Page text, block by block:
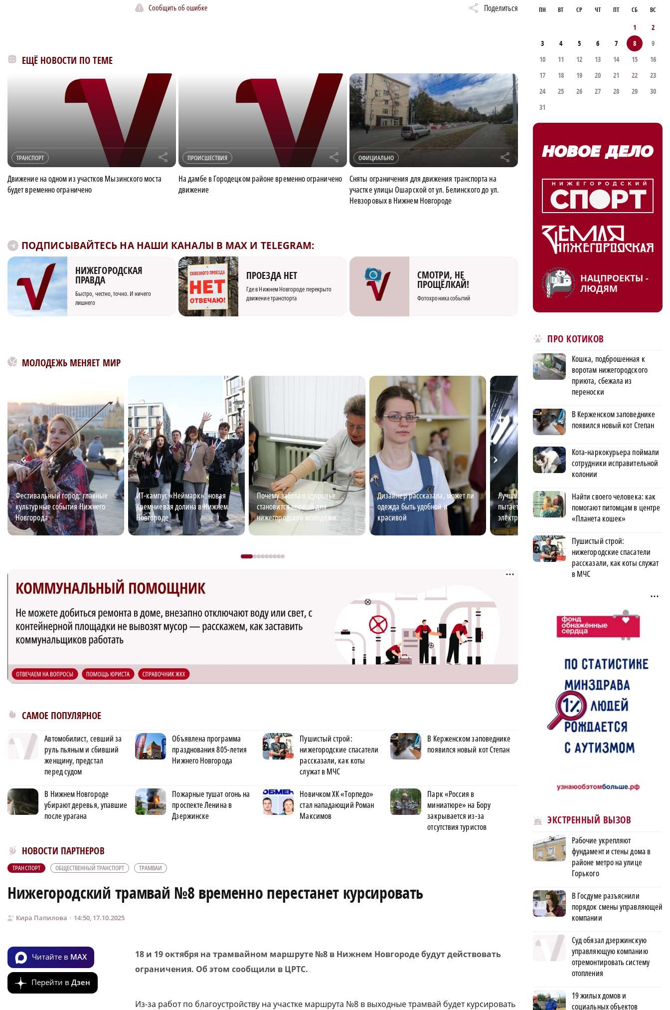
Сообщить об ошибке Поделиться
ЕЩЁ НОВОСТИ ПО ТЕМЕ
ТРАНСПОРТ r
Движение на одном из участков Мызинского моста
будет временно ограничено
ПРОИСШЕСТВИЯ r
На дамбе в Городецком районе временно ограничено
движение
ОФИЦИАЛЬНО r
Сняты ограничения для движения транспорта на
участке улицы Ошарской от ул. Белинского до ул.
Невзоровых в Нижнем Новгороде
ПОДПИСЫВАЙТЕСЬ НА НАШИ КАНАЛЫ В MAX И TELEGRAM:
НИЖЕГОРОДСКАЯ
ПРАВДА
Быстро, честно, точно. И ничего
лишнего
ПРОЕЗДА НЕТ
Где в Нижнем Новгороде перекрыто
движение транспорта
СМОТРИ, НЕ
ПРОЩЁЛКАЙ!
Фотохроника событий
МОЛОДЕЖЬ МЕНЯЕТ МИР
Фестивальный город: главные
культурные события Нижнего
Новгорода
ИТ-кампус «Неймарк»: новая
Кремниевая долина в Нижнем
Новгороде
Почему забота о здоровье
становится нормой для
нижегородской молодёжи
Дизайнер рассказала, может ли
одежда быть удобной и
красивой
Лучший электромонтёр области
пытается разгадать тайны
электричества
Озёра,
Нижегородской
красивые
САМОЕ ПОПУЛЯРНОЕ
Автомобилист, севший за
руль пьяным и сбивший
женщину, предстал
перед судом
Объявлена программа
празднования 805-летия
Нижнего Новгорода
Пушистый строй:
нижегородские спасатели
рассказали, как коты
служат в МЧС
В Керженском заповеднике
появился новый кот Степан
В Нижнем Новгороде
убирают деревья, упавшие
после урагана
Пожарные тушат огонь на
проспекте Ленина в
Дзержинске
Новичком ХК «Торпедо»
стал нападающий Роман
Максимов
Парк «Россия в
миниатюре» на Бору
закрывается из-за
отсутствия туристов
НОВОСТИ ПАРТНЕРОВ
Новости МирТесен
ТРАНСПОРТ ОБЩЕСТВЕННЫЙ ТРАНСПОРТ ТРАМВАИ
Нижегородский трамвай №8 временно перестанет курсировать
Кира Папилова 14:50, 17.10.2025
Читайте в MAX
Перейти в Дзен
18 и 19 октября на трамвайном маршруте №8 в Нижнем Новгороде будут действовать
ограничения. Об этом сообщили в ЦРТС.
Из-за работ по благоустройству на участке маршрута №8 в выходные трамвай будет курсировать
ПН ВТ СР ЧТ ПТ СБ ВС
1
2
3
4 5 6 7 8
9
10
11 12 13 14 15
16
17
18 19 20 21 22
23
24
25 26 27 28 29
30
31
НАЦПРОЕКТЫ -
ЛЮДЯМ
ПРО КОТИКОВ
Кошка, подброшенная к
воротам нижегородского
приюта, сбежала из
переноски
В Керженском заповеднике
появился новый кот Степан
Кота-наркокурьера поймали
сотрудники исправительной
колонии
Найти своего человека: как
помогают питомцам в центре
«Планета кошек»
Пушистый строй:
нижегородские спасатели
рассказали, как коты служат
в МЧС
ЭКСТРЕННЫЙ ВЫЗОВ
Рабочие укрепляют
фундамент и стены дома в
районе метро на улице
Горького
В Госдуме разъяснили
порядок смены управляющей
компании
Суд обязал дзержинскую
управляющую компанию
отремонтировать систему
отопления
19 жилых домов и
социальных объектов